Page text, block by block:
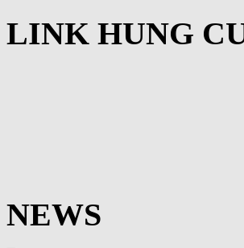
LINK HUNG
NEWS